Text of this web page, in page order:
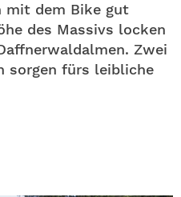
mit dem Bike gut
des Massivs locken
Zwei
sorgen fürs leibliche